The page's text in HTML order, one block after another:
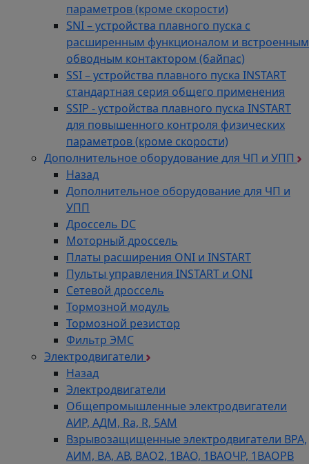
параметров (кроме скорости)
SNI – устройства плавного пуска с
расширенным функционалом и встроенным
обводным контактором (байпас)
SSI – устройства плавного пуска INSTART
стандартная серия общего применения
SSIP - устройства плавного пуска INSTART
для повышенного контроля физических
параметров (кроме скорости)
Дополнительное оборудование для ЧП и УПП
Назад
Дополнительное оборудование для ЧП и
УПП
Дроссель DC
Моторный дроссель
Платы расширения ONI и INSTART
Пульты управления INSTART и ONI
Сетевой дроссель
Тормозной модуль
Тормозной резистор
Фильтр ЭМС
Электродвигатели
Назад
Электродвигатели
Общепромышленные электродвигатели
АИР, АДМ, Ra, R, 5AM
Взрывозащищенные электродвигатели ВРА,
АИМ, ВА, АВ, ВАO2, 1ВАО, 1ВАОЧР, 1ВАОРВ